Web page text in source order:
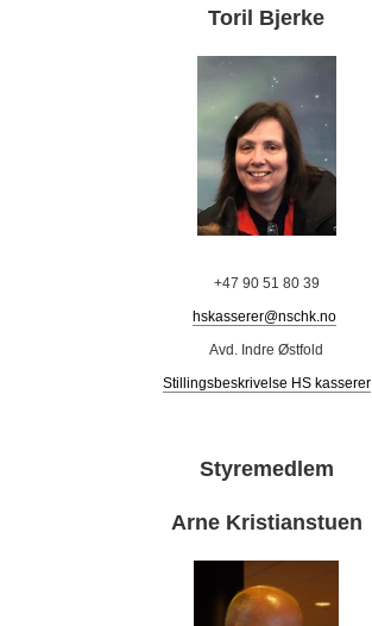
Toril Bjerke
+47 90 51 80 39
hskasserer@nschk.no
Avd. Indre Østfold
Stillingsbeskrivelse HS kasserer
Styremedlem
Arne Kristianstuen